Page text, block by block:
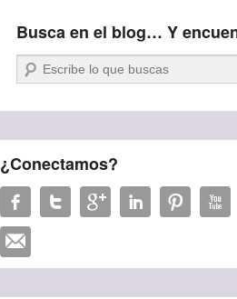
Busca en el blog… Y
Buscar
¿Conectamos?